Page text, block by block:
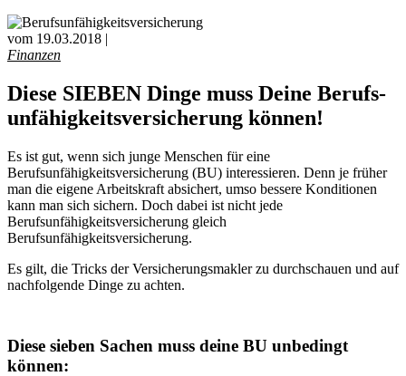
vom 19.03.2018 |
Finanzen
Diese SIEBEN Dinge muss Deine Berufs­
unfähigkeits­versicherung können!
Es ist gut, wenn sich junge Menschen für eine
Berufsunfähigkeitsversicherung (BU) interessieren. Denn je früher
man die eigene Arbeitskraft absichert, umso bessere Konditionen
kann man sich sichern. Doch dabei ist nicht jede
Berufsunfähigkeitsversicherung gleich
Berufsunfähigkeitsversicherung.
Es gilt, die Tricks der Versicherungsmakler zu durchschauen und auf
nachfolgende Dinge zu achten.
Diese sieben Sachen muss deine BU unbedingt
können: